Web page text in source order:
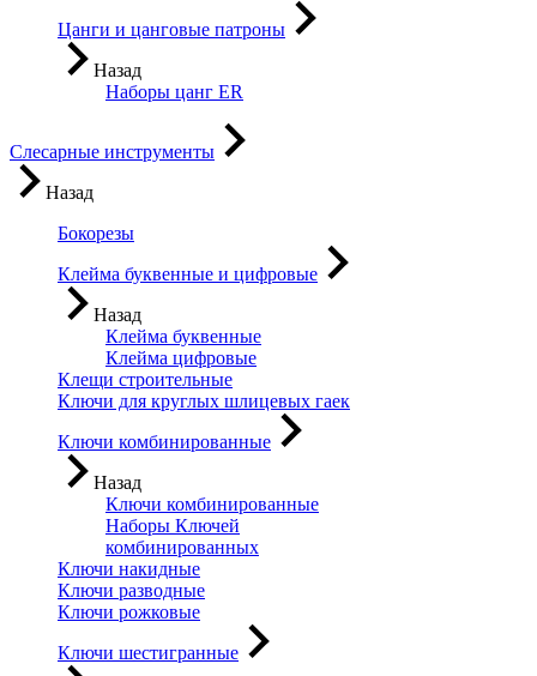
Цанги и цанговые патроны
Назад
Наборы цанг ER
Слесарные инструменты
Назад
Бокорезы
Клейма буквенные и цифровые
Назад
Клейма буквенные
Клейма цифровые
Клещи строительные
Ключи для круглых шлицевых гаек
Ключи комбинированные
Назад
Ключи комбинированные
Наборы Ключей
комбинированных
Ключи накидные
Ключи разводные
Ключи рожковые
Ключи шестигранные